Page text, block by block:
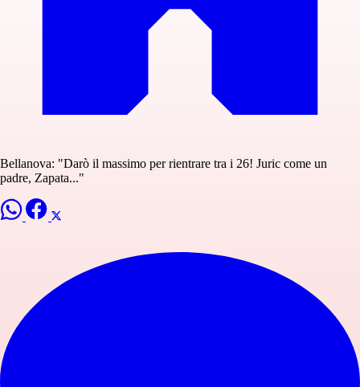
Bellanova: "Darò il massimo per rientrare tra i 26! Juric come un
padre, Zapata..."